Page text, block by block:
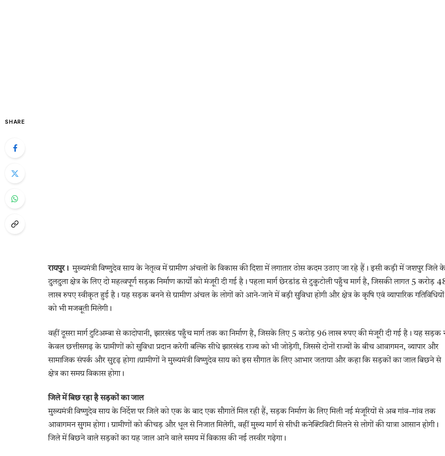
SHARE
रायपुर। मुख्यमंत्री विष्णुदेव साय के नेतृत्व में ग्रामीण अंचलों के विकास की दिशा में लगातार ठोस कदम उठाए जा रहे हैं। इसी कड़ी में जशपुर जिले
दुलदुला क्षेत्र के लिए दो महत्वपूर्ण सड़क निर्माण कार्यों को मंजूरी दी गई है। पहला मार्ग छेरडांड से टुकुटोली पहुँच मार्ग है, जिसकी लागत 5 करोड़
लाख रुपए स्वीकृत हुई है। यह सड़क बनने से ग्रामीण अंचल के लोगों को आने-जाने में बड़ी सुविधा होगी और क्षेत्र के कृषि एवं व्यापारिक गतिविधियों
को भी मजबूती मिलेगी।
वहीं दूसरा मार्ग टुटिअम्बा से कादोपानी, झारखंड पहुँच मार्ग तक का निर्माण है, जिसके लिए 5 करोड़ 96 लाख रुपए की मंजूरी दी गई है। यह सड़क
केवल छत्तीसगढ़ के ग्रामीणों को सुविधा प्रदान करेगी बल्कि सीधे झारखंड राज्य को भी जोड़ेगी, जिससे दोनों राज्यों के बीच आवागमन, व्यापार और
सामाजिक संपर्क और सुदृढ़ होगा।ग्रामीणों ने मुख्यमंत्री विष्णुदेव साय को इस सौगात के लिए आभार जताया और कहा कि सड़कों का जाल बिछने से
क्षेत्र का समग्र विकास होगा।
जिले में बिछ रहा है सड़कों का जाल
मुख्यमंत्री विष्णुदेव साय के निर्देश पर जिले को एक के बाद एक सौगातें मिल रही हैं, सड़क निर्माण के लिए मिली नई मंजूरियों से अब गांव–गांव तक
आवागमन सुगम होगा। ग्रामीणों को कीचड़ और धूल से निजात मिलेगी, वहीं मुख्य मार्ग से सीधी कनेक्टिविटी मिलने से लोगों की यात्रा आसान होगी।
जिले में बिछने वाले सड़कों का यह जाल आने वाले समय में विकास की नई तस्वीर गढ़ेगा।